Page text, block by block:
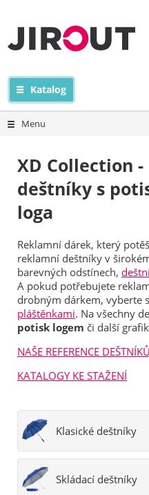
Katalog
Menu
XD Collection
deštníky s
loga
Reklamní dárek, který
reklamní deštníky v
barevných odstínech,
A pokud potřebujete
drobným dárkem, vyberte
pláštěnkami. Na všechny
potisk logem či další
NAŠE REFERENCE DEŠTNÍKŮ
KATALOGY KE STAŽENÍ
Klasické deštníky
Skládací deštníky